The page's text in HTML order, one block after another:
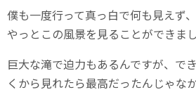
僕も一度行って真っ白で何も見えず
やっとこの風景を見ることができまし
巨大な滝で迫力もあるんですが、で
くから見れたら最高だったんじゃな